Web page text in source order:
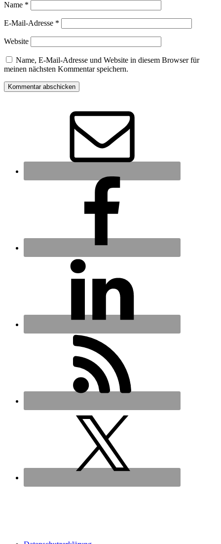
Name *
E-Mail-Adresse *
Website
Name, E-Mail-Adresse und Website in diesem Browser für
meinen nächsten Kommentar speichern.